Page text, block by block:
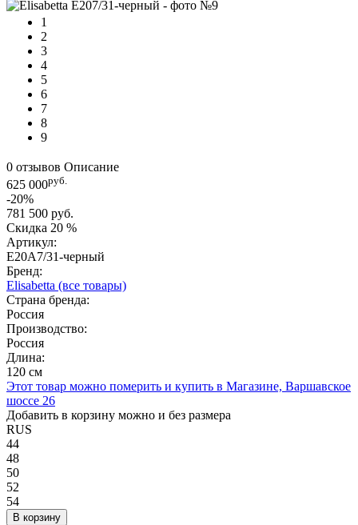
1
2
3
4
5
6
7
8
9
0 отзывов Описание
625 000руб.
-20%
781 500 руб.
Скидка 20 %
Артикул:
E20A7/31-черный
Бренд:
Elisabetta (все товары)
Страна бренда:
Россия
Производство:
Россия
Длина:
120 см
Этот товар можно померить и купить в Магазине, Варшавское
шоссе 26
Добавить в корзину можно и без размера
RUS
44
48
50
52
54
В корзину